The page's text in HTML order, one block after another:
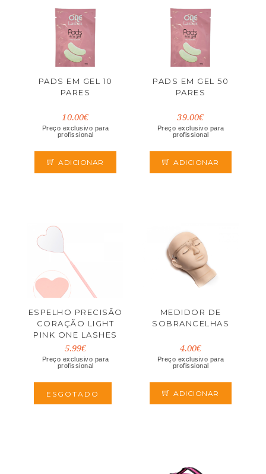
PADS EM GEL 10
PARES
10.00€
Preço exclusivo para
profissional
ADICIONAR
PADS EM GEL 50
PARES
39.00€
Preço exclusivo para
profissional
ADICIONAR
ESPELHO PRECISÃO
CORAÇÃO LIGHT
PINK ONE LASHES
5.99€
Preço exclusivo para
profissional
ESGOTADO
MEDIDOR DE
SOBRANCELHAS
4.00€
Preço exclusivo para
profissional
ADICIONAR